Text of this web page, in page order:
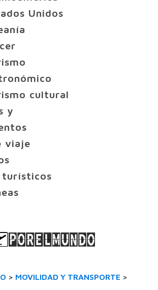
Unidos
cultural
y
viaje
turísticos
> MOVILIDAD Y TRANSPORTE >